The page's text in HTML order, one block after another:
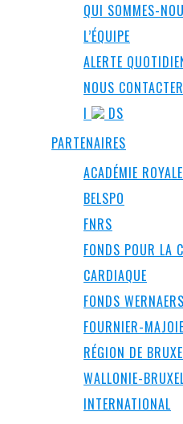
QUI SOMMES-
L’ÉQUIPE
ALERTE
NOUS CONTACTER
I
DS
PARTENAIRES
ACADÉMIE ROYALE
BELSPO
FNRS
FONDS POUR LA
CARDIAQUE
FONDS WERNAERS
FOURNIER-MAJOIE
RÉGION DE
WALLONIE-
INTERNATIONAL